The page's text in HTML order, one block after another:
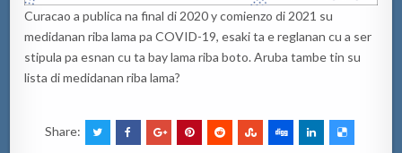
Curacao a publica na final di 2020 y comienzo di 2021 su
medidanan riba lama pa COVID-19, esaki ta e reglanan cu a ser
stipula pa esnan cu ta bay lama riba boto. Aruba tambe tin su
lista di medidanan riba lama?
Share: